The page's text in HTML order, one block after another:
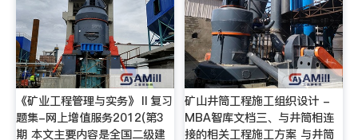
《矿业工程管理与实务》Ⅱ复习
题集-网上增值服务2012(第3
期 本文主要内容是全国二级建
矿山井筒工程施工组织设计 -
MBA智库文档三、与井筒相连
接的相关工程施工方案 与井筒